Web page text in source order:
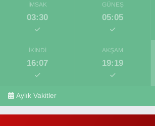
İMSAK
03:30
GÜNEŞ
05:05
İKINDI
16:07
AKŞAM
19:19
Aylık Vakitler